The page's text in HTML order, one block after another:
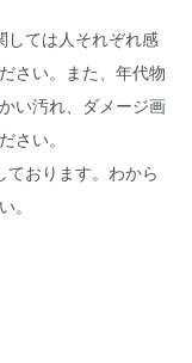
しては人それぞれ感
さい。また、年代物
い汚れ、ダメージ画
さい。
おります。わから
。